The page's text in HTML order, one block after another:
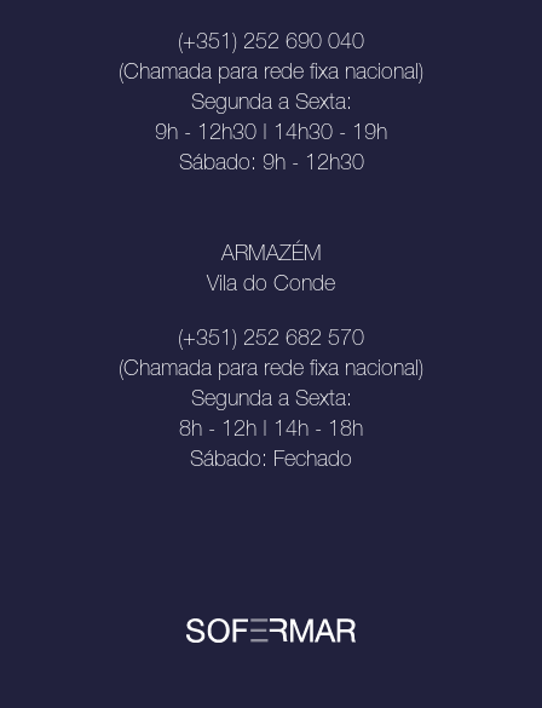
(+351) 252 690 040
(Chamada para rede fixa nacional)
Segunda a Sexta:
9h - 12h30 | 14h30 - 19h
Sábado: 9h - 12h30
ARMAZÉM
Vila do Conde
(+351) 252 682 570
(Chamada para rede fixa nacional)
Segunda a Sexta:
8h - 12h | 14h - 18h
Sábado: Fechado